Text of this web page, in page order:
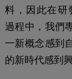
料，因此在研
過程中，我們
一新概念感到
的新時代感到